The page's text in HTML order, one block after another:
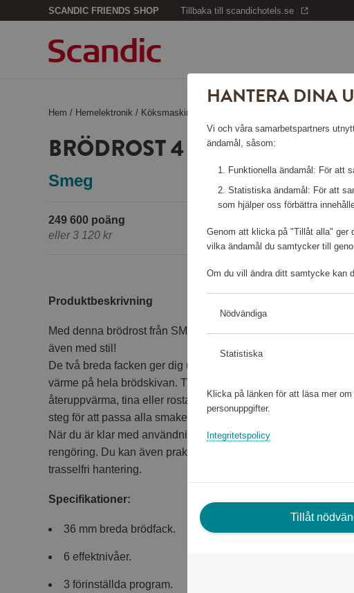
SCANDIC FRIENDS SHOP Tillbaka till scandichotels.se
Hem / Hemelektronik / Köksmaskiner
BRÖDROST 4 SKIVOR TSF02
Smeg
249 600 poäng
eller 3 120 kr
Logga in
Produktbeskrivning
Med denna brödrost från SMEG får du inte bara ett effektivt
även med stil!
De två breda facken ger dig utrymme för större skivor och du
värme på hela brödskivan. Tre olika program gör att du enkelt
återuppvärma, tina eller rosta med valfritt reglerad temperatur
steg för att passa alla smaker.
När du är klar med användningen tar du enkelt bort smul-
rengöring. Du kan även praktiskt snurra anslutningskabeln
trasselfri hantering.
Specifikationer:
36 mm breda brödfack.
6 effektnivåer.
3 förinställda program.
HANTERA DINA
Vi och våra samarbetspartners
ändamål, såsom:
Funktionella ändamål: För att
Statistiska ändamål: För att
som hjälper oss förbättra
Genom att klicka på "Tillåt alla" ger
vilka ändamål du samtycker till
Om du vill ändra ditt samtycke kan
Nödvändiga
Statistiska
Klicka på länken för att läsa mer
personuppgifter.
Integritetspolicy
Tillåt